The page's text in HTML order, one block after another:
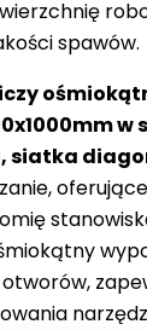
spawów.
, siatka